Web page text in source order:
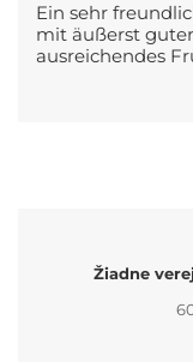
Ein sehr
mit äußerst
ausreichendes
Žiadne